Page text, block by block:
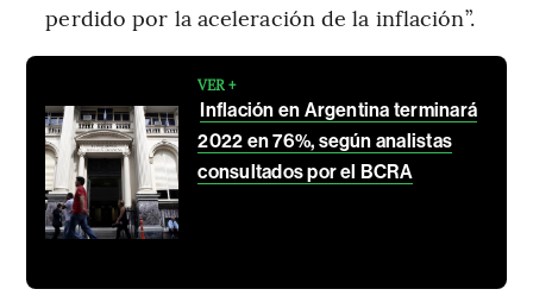
perdido por la aceleración de la inflación”.
VER +
Inflación en Argentina terminará
2022 en 76%, según analistas
consultados por el BCRA